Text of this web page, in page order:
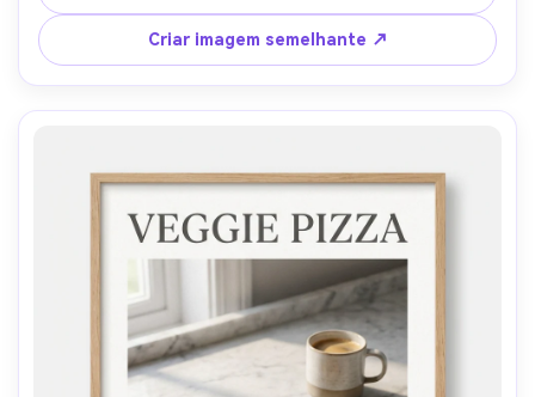
alta resolução para impressão, lente de 85mm,
profundidade de campo rasa-AR 4:5
Criar imagem semelhante ↗